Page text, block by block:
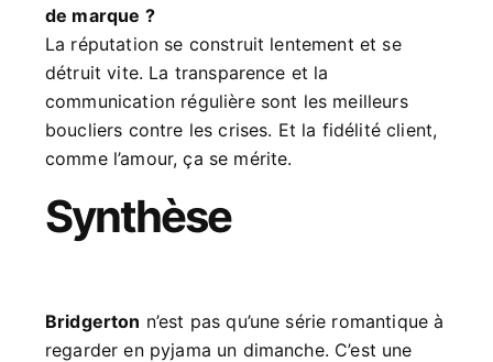
de marque ?
La réputation se construit lentement et se
détruit vite. La transparence et la
communication régulière sont les meilleurs
boucliers contre les crises. Et la fidélité client,
comme l’amour, ça se mérite.
Synthèse
Bridgerton n’est pas qu’une série romantique à
regarder en pyjama un dimanche. C’est une